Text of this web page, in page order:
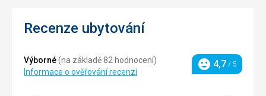
Recenze ubytování
Výborné(na základě 82 hodnocení)
Informace o ověřování recenzí
Hodnocení
4,7 / 5